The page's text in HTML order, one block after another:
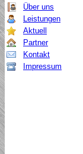
Über uns
Leistungen
Aktuell
Partner
Kontakt
Impressum